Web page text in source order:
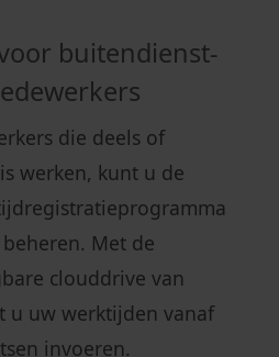
buitendienst-
die deels of
werken, kunt u de
Met de
clouddrive van
u uw werktijden vanaf
invoeren.